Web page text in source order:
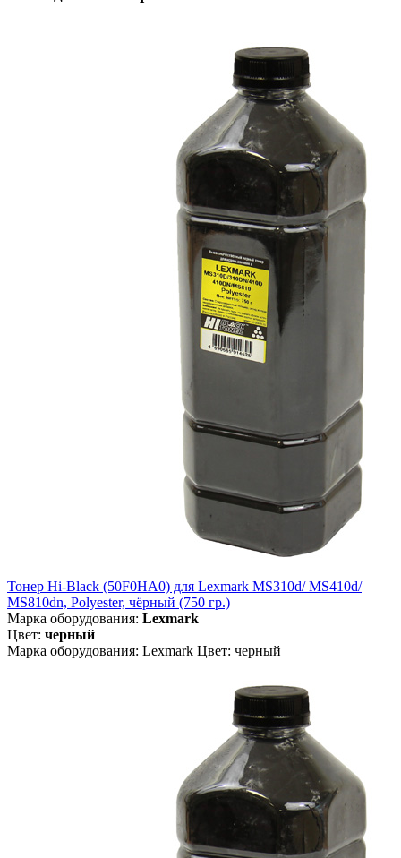
Тонер Hi-Black (50F0HA0) для Lexmark MS310d/ MS410d/
MS810dn, Polyester, чёрный (750 гр.)
Марка оборудования: Lexmark
Цвет: черный
Марка оборудования: Lexmark Цвет: черный